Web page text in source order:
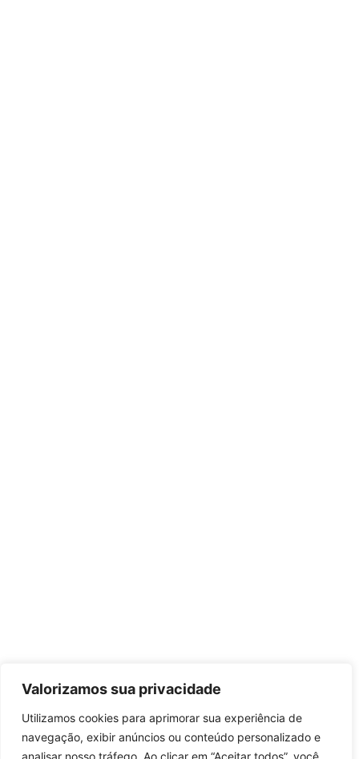
Valorizamos sua privacidade
Utilizamos cookies para aprimorar sua experiência de
navegação, exibir anúncios ou conteúdo personalizado e
analisar nosso tráfego. Ao clicar em “Aceitar todos”, você